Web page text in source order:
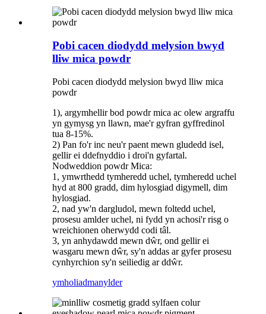
Pobi cacen diodydd melysion bwyd
lliw mica powdr
Pobi cacen diodydd melysion bwyd lliw mica
powdr
1), argymhellir bod powdr mica ac olew argraffu
yn gymysg yn llawn, mae'r gyfran gyffredinol
tua 8-15%.
2) Pan fo'r inc neu'r paent mewn gludedd isel,
gellir ei ddefnyddio i droi'n gyfartal.
Nodweddion powdr Mica:
1, ymwrthedd tymheredd uchel, tymheredd uchel
hyd at 800 gradd, dim hylosgiad digymell, dim
hylosgiad.
2, nad yw'n dargludol, mewn foltedd uchel,
prosesu amlder uchel, ni fydd yn achosi'r risg o
wreichionen oherwydd codi tâl.
3, yn anhydawdd mewn dŵr, ond gellir ei
wasgaru mewn dŵr, sy'n addas ar gyfer prosesu
cynhyrchion sy'n seiliedig ar ddŵr.
ymholiadmanylder